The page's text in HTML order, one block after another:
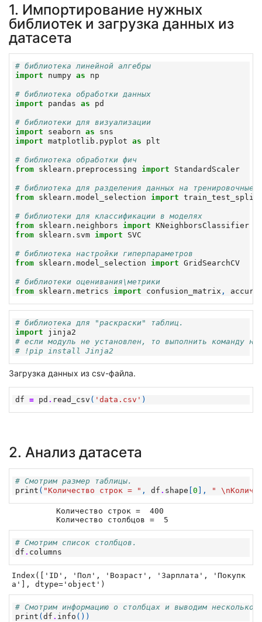
1. Импортирование нужных
библиотек и загрузка данных из
датасета
# библиотека линейной алгебры
import
numpy as np
# библиотека обработки данных
import
pandas as pd
# библиотеки для визуализации
import
seaborn as
sns
import
matplotlib.pyplot as plt
# библиотека обработки фич
from sklearn.preprocessing import StandardScaler
# библиотека для разделения данных на тренировочные
from sklearn.model_selection import train_test_split
# библиотеки для классификации в моделях
from sklearn.neighbors import
KNeighborsClassifier
from sklearn.svm import SVC
# библиотека настройки гиперпараметров
from sklearn.model_selection import GridSearchCV
# библиотеки оценивания\метрики
from sklearn.metrics import confusion_matrix ,
# библиотека для "раскраски" таблиц.
import
jinja2
# если модуль не установлен, то выполнить команду
# !pip install Jinja2
Загрузка данных из csv-файла.
df = pd . read_csv ( 'data.csv' )
2. Анализ датасета
# Смотрим размер таблицы.
print ( "Количество строк = " , df . shape [0 ], " \n
Количество строк =  400
# Смотрим список столбцов.
df . columns
Index(['ID', 'Пол', 'Возраст', 'Зарплата', 'Покупк
а'], dtype='object')
# Смотрим информацию о столбцах и выводим несколько
print (df . info ())